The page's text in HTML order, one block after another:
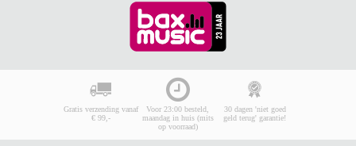
Gratis verzending vanaf
€ 99,-
Voor 23:00 besteld,
maandag in huis (mits
op voorraad)
30 dagen 'niet goed
geld terug' garantie!